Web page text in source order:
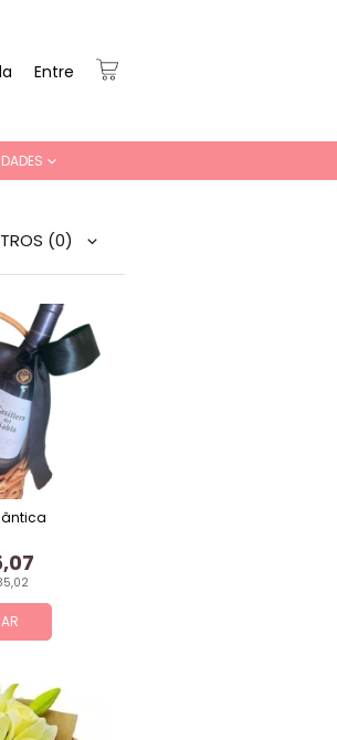
Entre
(0)